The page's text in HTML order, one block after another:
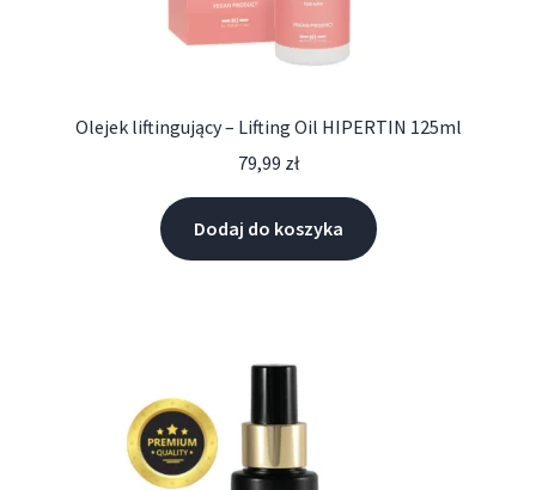
Olejek liftingujący – Lifting Oil HIPERTIN 125ml
79,99 zł
Dodaj do koszyka